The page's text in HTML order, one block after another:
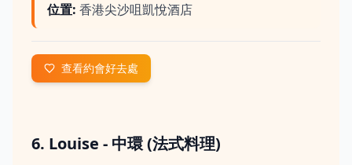
位置: 香港尖沙咀凱悅酒店
查看約會好去處
6. Louise - 中環 (法式料理)